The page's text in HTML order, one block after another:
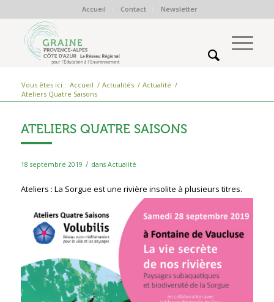
Accueil Contact Newsletter
Vous êtes ici : Accueil / Actualités / Actualité /
Ateliers Quatre Saisons
ATELIERS QUATRE SAISONS
18 septembre 2019 / dans Actualité
Ateliers : La Sorgue est une rivière insolite à plusieurs titres.